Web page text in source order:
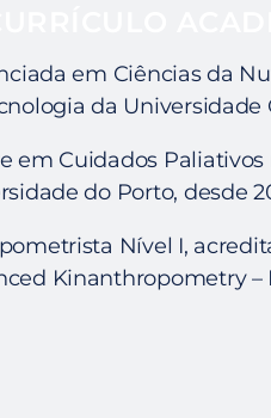
em Ciências da
da Universidade
em Cuidados
do Porto, desde
Nível I,
Kinanthropometry –